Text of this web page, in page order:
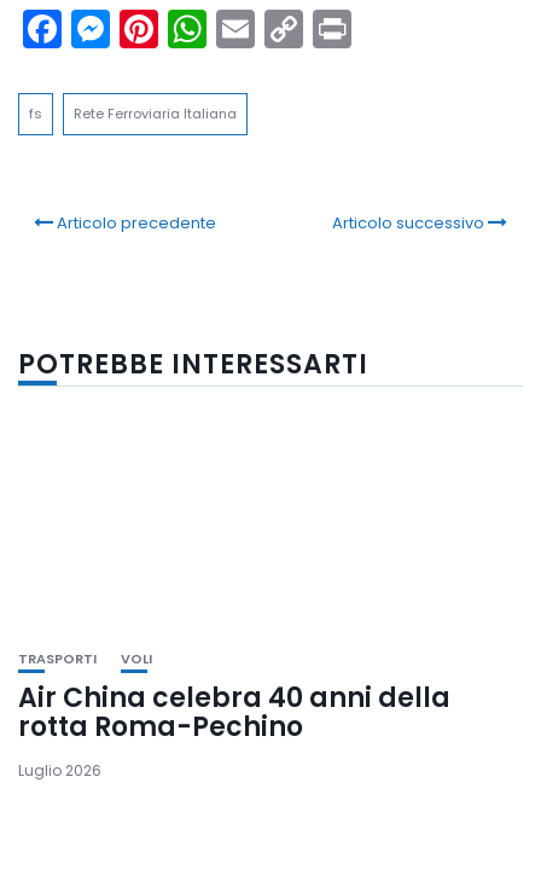
Facebook
Messenger
Pinterest
WhatsApp
Email
Copy
Link
fs Rete Ferroviaria Italiana
Articolo precedente Articolo successivo
POTREBBE INTERESSARTI
TRASPORTI VOLI
Air China celebra 40 anni della
rotta Roma-Pechino
Luglio 2026